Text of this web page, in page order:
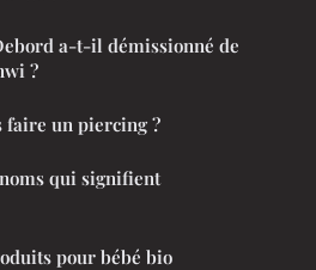
a-t-il démissionné de
?
faire un piercing ?
qui signifient
pour bébé bio